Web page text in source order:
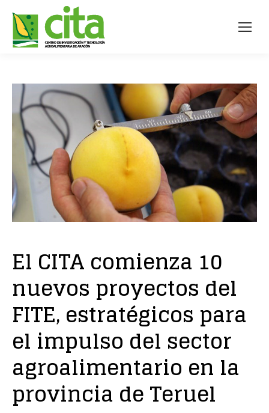
El CITA comienza 10
nuevos proyectos del
FITE, estratégicos para
el impulso del sector
agroalimentario en la
provincia de Teruel